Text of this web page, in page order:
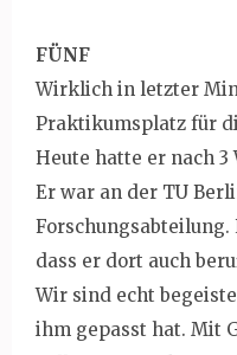
FÜNF
Wirklich in letzter
Praktikumsplatz für
Heute hatte er nach 3
Er war an der TU
dass er dort auch
Wir sind echt
ihm gepasst hat. Mit